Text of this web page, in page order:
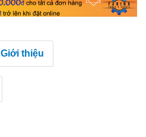
Giới thiệu